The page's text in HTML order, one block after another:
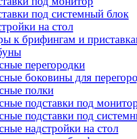
под системный блок
на стол
к брифингам и
перегородки
боковины для
полки
подставки под
подставки под
надстройки на стол